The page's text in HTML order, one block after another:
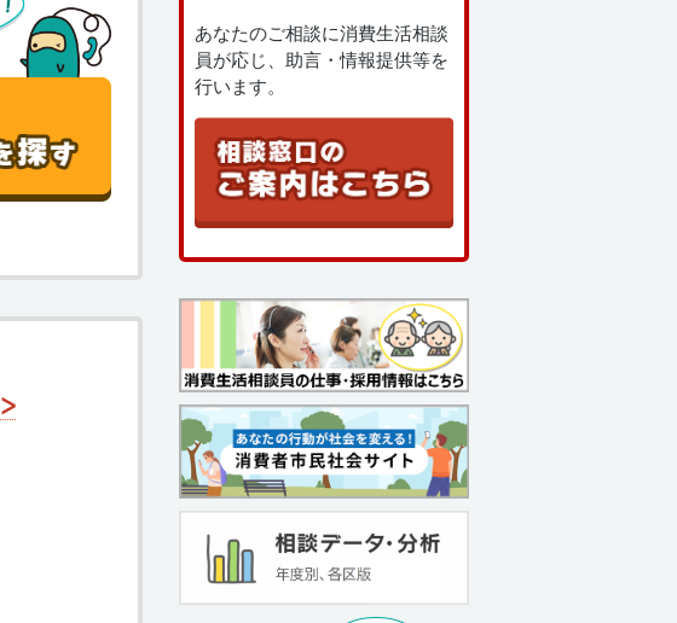
あなたのご相談に消費生活相談
員が応じ、助言・情報提供等を
行います。